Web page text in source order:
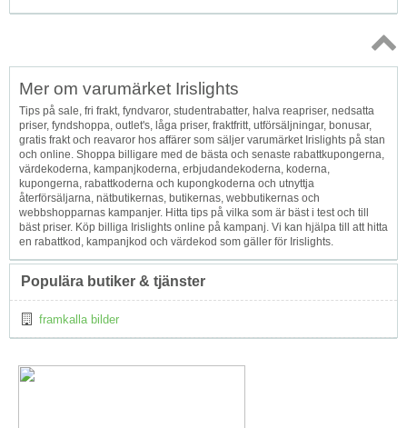
Topp
Mer om varumärket Irislights
Tips på sale, fri frakt, fyndvaror, studentrabatter, halva reapriser, nedsatta
priser, fyndshoppa, outlet's, låga priser, fraktfritt, utförsäljningar, bonusar,
gratis frakt och reavaror hos affärer som säljer varumärket Irislights på stan
och online. Shoppa billigare med de bästa och senaste rabattkupongerna,
värdekoderna, kampanjkoderna, erbjudandekoderna, koderna,
kupongerna, rabattkoderna och kupongkoderna och utnyttja
återförsäljarna, nätbutikernas, butikernas, webbutikernas och
webbshopparnas kampanjer. Hitta tips på vilka som är bäst i test och till
bäst priser. Köp billiga Irislights online på kampanj. Vi kan hjälpa till att hitta
en rabattkod, kampanjkod och värdekod som gäller för Irislights.
Populära butiker & tjänster
framkalla bilder